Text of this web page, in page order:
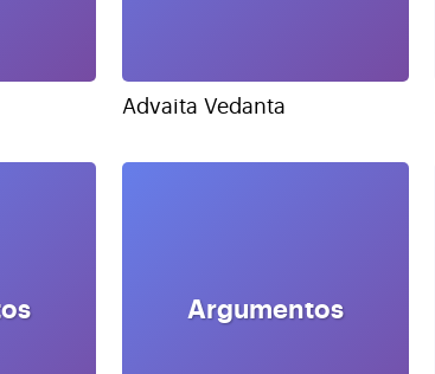
Advaita Vedanta
Argumentos